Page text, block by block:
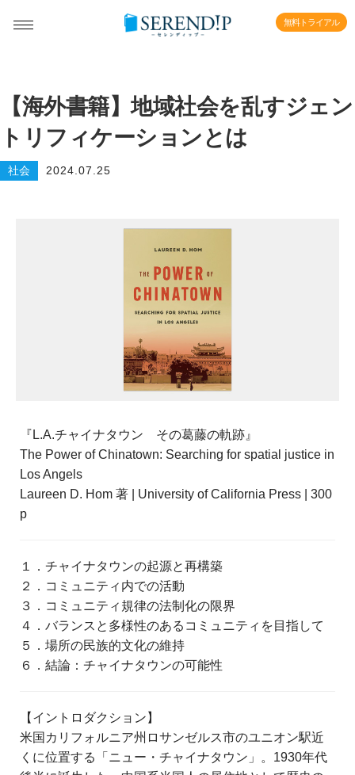
無料トライアル
【海外書籍】地域社会を乱すジェン
トリフィケーションとは
社会 2024.07.25
『L.A.チャイナタウン その葛藤の軌跡』
The Power of Chinatown: Searching for spatial justice in
Los Angels
Laureen D. Hom 著 | University of California Press | 300
p
１．チャイナタウンの起源と再構築
２．コミュニティ内での活動
３．コミュニティ規律の法制化の限界
４．バランスと多様性のあるコミュニティを目指して
５．場所の民族的文化の維持
６．結論：チャイナタウンの可能性
【イントロダクション】
米国カリフォルニア州ロサンゼルス市のユニオン駅近
くに位置する「ニュー・チャイナタウン」。1930年代